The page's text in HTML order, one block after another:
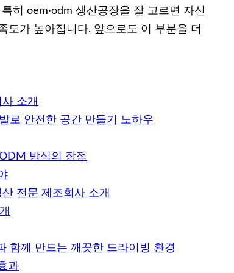
히 oem·odm 생산공장을 잘 고르면 자신
도가 높아집니다. 앞으로도 이 부분을 더
소개
로 안전한 공간 만들기 노하우
방식의 장점
전문 제조회사 소개
함께 만드는 깨끗한 드라이빙 환경
과